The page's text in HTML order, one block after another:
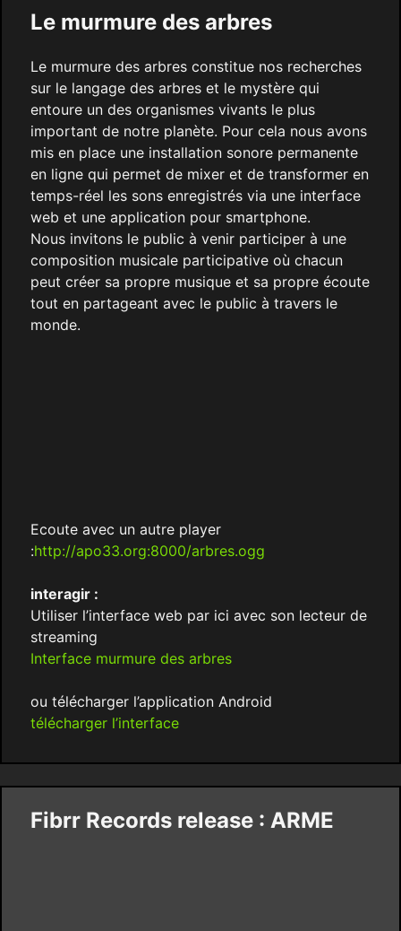
Le murmure des arbres
Le murmure des arbres constitue nos recherches
sur le langage des arbres et le mystère qui
entoure un des organismes vivants le plus
important de notre planète. Pour cela nous avons
mis en place une installation sonore permanente
en ligne qui permet de mixer et de transformer en
temps-réel les sons enregistrés via une interface
web et une application pour smartphone.
Nous invitons le public à venir participer à une
composition musicale participative où chacun
peut créer sa propre musique et sa propre écoute
tout en partageant avec le public à travers le
monde.
Ecoute avec un autre player
:http://apo33.org:8000/arbres.ogg
interagir :
Utiliser l’interface web par ici avec son lecteur de
streaming
Interface murmure des arbres
ou télécharger l’application Android
télécharger l’interface
Fibrr Records release : ARME